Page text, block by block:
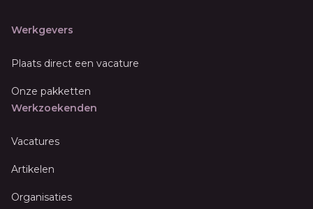
Werkgevers
Plaats direct een vacature
Onze pakketten
Werkzoekenden
Vacatures
Artikelen
Organisaties